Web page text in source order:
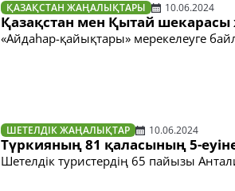
ҚАЗАҚСТАН ЖАҢАЛЫҚТАРЫ 10.06.2024
Қазақстан мен Қытай
«Айдаhар-қайықтары» мерекелеуге
ШЕТЕЛДІК ЖАҢАЛЫҚТАР 10.06.2024
Түркияның 81 қаласының 5-
Шетелдік туристердің 65 пайызы